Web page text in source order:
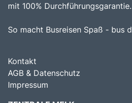
mit 100% Durchführungsgarantie.
So macht Busreisen Spaß - bus
Kontakt
AGB & Datenschutz
Impressum